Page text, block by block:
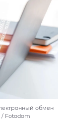
обмен
/ Fotodom